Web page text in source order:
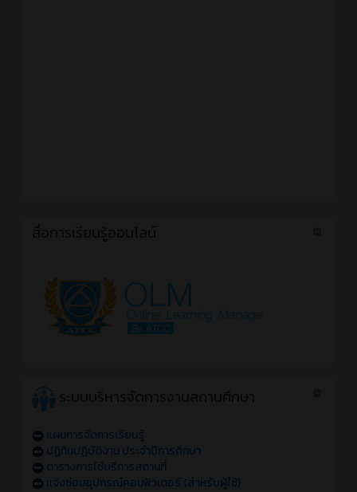
แผนการจัดการเรียนรู้
ปฏิทินปฏิบัติงาน ประจำปีการศึกษา
ตารางการใช้บริการสถานที่
แจ้งซ่อมอุปกรณ์คอมพิวเตอร์ (สำหรับผู้ใช้)